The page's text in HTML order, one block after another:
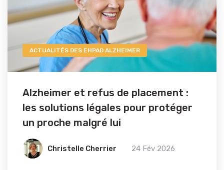
ACTUALITÉS DES EHPAD ALZHEIMER
Alzheimer et refus de placement :
les solutions légales pour protéger
un proche malgré lui
Christelle Cherrier 24 Fév 2026